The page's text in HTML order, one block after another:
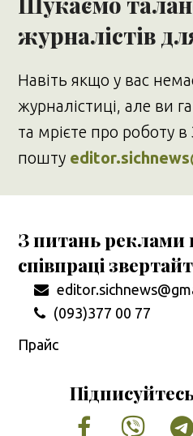
журналістів
Навіть якщо у вас
журналістиці, але ви
та мрієте про роботу
пошту
З питань реклами
співпраці
(093)377 00 77
Прайс
Facebook